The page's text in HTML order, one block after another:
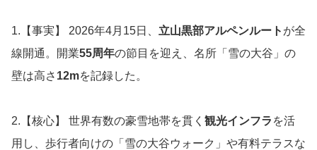
1.【事実】 2026年4月15日、 立山黒部アルペンルート が全
線開通。開業55周年の節目を迎え、名所「雪の大谷」の
壁は高さ 12mを記録した。
2.【核心】 世界有数の豪雪地帯を貫く 観光インフラ を活
用し、歩行者向けの「雪の大谷ウォーク」や有料テラスな